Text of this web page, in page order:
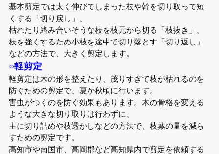
基本剪定では太く伸びてしまった枝や幹を切り取って短
くする「切り戻し」、
枯れたり絡み合いそうな枝を枝元から切る「枝抜き」、
枝を強くするため小枝を途中で切り落とす「切り返し」
などの方法で、大きく剪定します。
○軽剪定
軽剪定は木の形を整えたり、茂りすぎて枝が枯れるのを
防ぐための剪定で、夏か秋頃に行います。
害虫がつくのを防ぐ効果もあります。木の骨格を変える
ような大きな切り取りは行わずに、
主に切り詰めや枝透かしなどの方法で、枝葉の量を減ら
すための剪定です。
高知市や南国市、高岡郡など高知県内で剪定を依頼する